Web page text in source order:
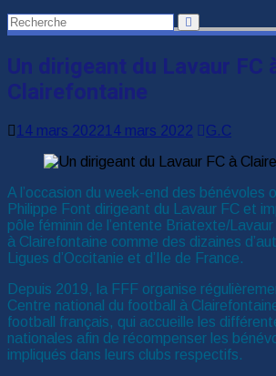
Un dirigeant du Lavaur FC
Clairefontaine
14 mars 202214 mars 2022 G.C
A l’occasion du week-end des bénévoles
Philippe Font dirigeant du Lavaur FC et
pôle féminin de l’entente Briatexte/
à Clairefontaine comme des dizaines
Ligues d’Occitanie et d’Ile de France.
Depuis 2019, la FFF organise
Centre national du football à
football français, qui accueille les
nationales afin de récompenser les
impliqués dans leurs clubs respectifs.